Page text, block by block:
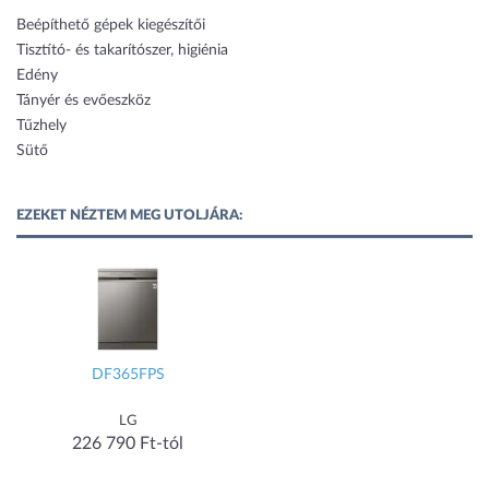
Beépíthető gépek kiegészítői
Tisztító- és takarítószer, higiénia
Edény
Tányér és evőeszköz
Tűzhely
Sütő
EZEKET NÉZTEM MEG UTOLJÁRA:
DF365FPS
LG
226 790 Ft-tól